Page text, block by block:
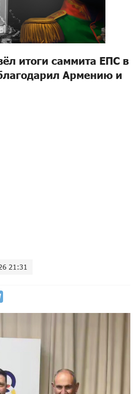
итоги саммита ЕПС в
Армению и
21:31